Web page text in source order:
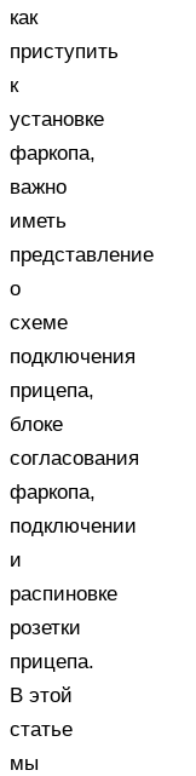
как
приступить
к
установке
фаркопа,
важно
иметь
представление
о
схеме
подключения
прицепа,
блоке
согласования
фаркопа,
подключении
и
распиновке
розетки
прицепа.
В этой
статье
мы